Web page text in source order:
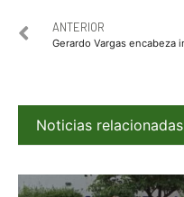
ANTERIOR
Noticias relacionadas